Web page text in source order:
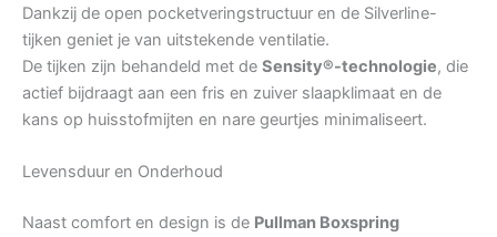
Dankzij de open pocketveringstructuur en de Silverline-
tijken geniet je van uitstekende ventilatie.
De tijken zijn behandeld met de Sensity®-technologie, die
actief bijdraagt aan een fris en zuiver slaapklimaat en de
kans op huisstofmijten en nare geurtjes minimaliseert.
Levensduur en Onderhoud
Naast comfort en design is de Pullman Boxspring